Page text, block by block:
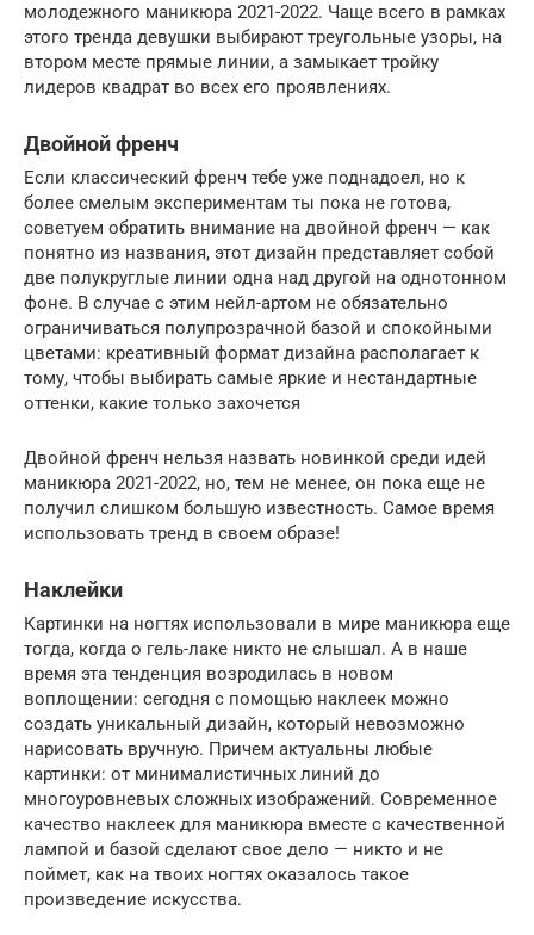
молодежного маникюра 2021-2022. Чаще всего в рамках
этого тренда девушки выбирают треугольные узоры, на
втором месте прямые линии, а замыкает тройку
лидеров квадрат во всех его проявлениях.
Двойной френч
Если классический френч тебе уже поднадоел, но к
более смелым экспериментам ты пока не готова,
советуем обратить внимание на двойной френч — как
понятно из названия, этот дизайн представляет собой
две полукруглые линии одна над другой на однотонном
фоне. В случае с этим нейл-артом не обязательно
ограничиваться полупрозрачной базой и спокойными
цветами: креативный формат дизайна располагает к
тому, чтобы выбирать самые яркие и нестандартные
оттенки, какие только захочется
Двойной френч нельзя назвать новинкой среди идей
маникюра 2021-2022, но, тем не менее, он пока еще не
получил слишком большую известность. Самое время
использовать тренд в своем образе!
Наклейки
Картинки на ногтях использовали в мире маникюра еще
тогда, когда о гель-лаке никто не слышал. А в наше
время эта тенденция возродилась в новом
воплощении: сегодня с помощью наклеек можно
создать уникальный дизайн, который невозможно
нарисовать вручную. Причем актуальны любые
картинки: от минималистичных линий до
многоуровневых сложных изображений. Современное
качество наклеек для маникюра вместе с качественной
лампой и базой сделают свое дело — никто и не
поймет, как на твоих ногтях оказалось такое
произведение искусства.